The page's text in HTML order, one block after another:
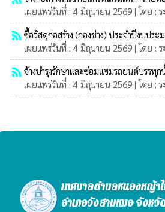
เผยแพร่วันที่ : 4 มิถุนายน 2569 | โดย :
rss_feed ซื้อวัสดุก่อสร้าง (กองช่าง) ประจำปีงบปร
เผยแพร่วันที่ : 4 มิถุนายน 2569 | โดย :
rss_feed จ้างบำรุงรักษาและซ่อมแซมรถยนต์บรรทุ
เผยแพร่วันที่ : 4 มิถุนายน 2569 | โดย :
เทศบาลตำบลหนองหญ้า
อำเภอวังสามหมอ จังหวั